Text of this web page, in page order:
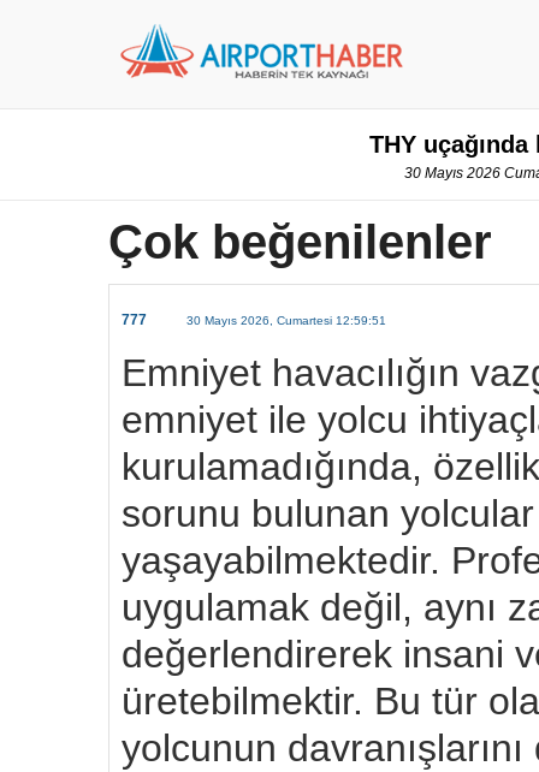
THY
30 Mayıs 2026
Çok beğenilenler
777 30 Mayıs 2026, Cumartesi 12:59:51
Emniyet havacılığın
emniyet ile yolcu
kurulamadığında,
sorunu bulunan
yaşayabilmektedir.
uygulamak değil, aynı
değerlendirerek insani
üretebilmektir. Bu tür
yolcunun